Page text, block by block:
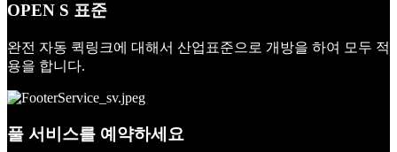
OPEN S 표준
완전 자동 퀵링크에 대해서 산업표준으로 개방을 하여 모두 적
용을 합니다.
풀 서비스를 예약하세요